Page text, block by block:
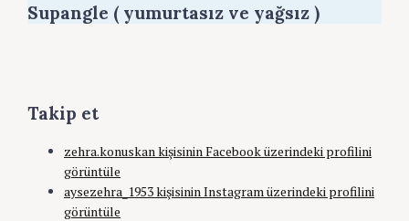
Supangle ( yumurtasız ve yağsız )
Takip et
zehra.konuskan kişisinin Facebook üzerindeki profilini
görüntüle
aysezehra_1953 kişisinin Instagram üzerindeki profilini
görüntüle